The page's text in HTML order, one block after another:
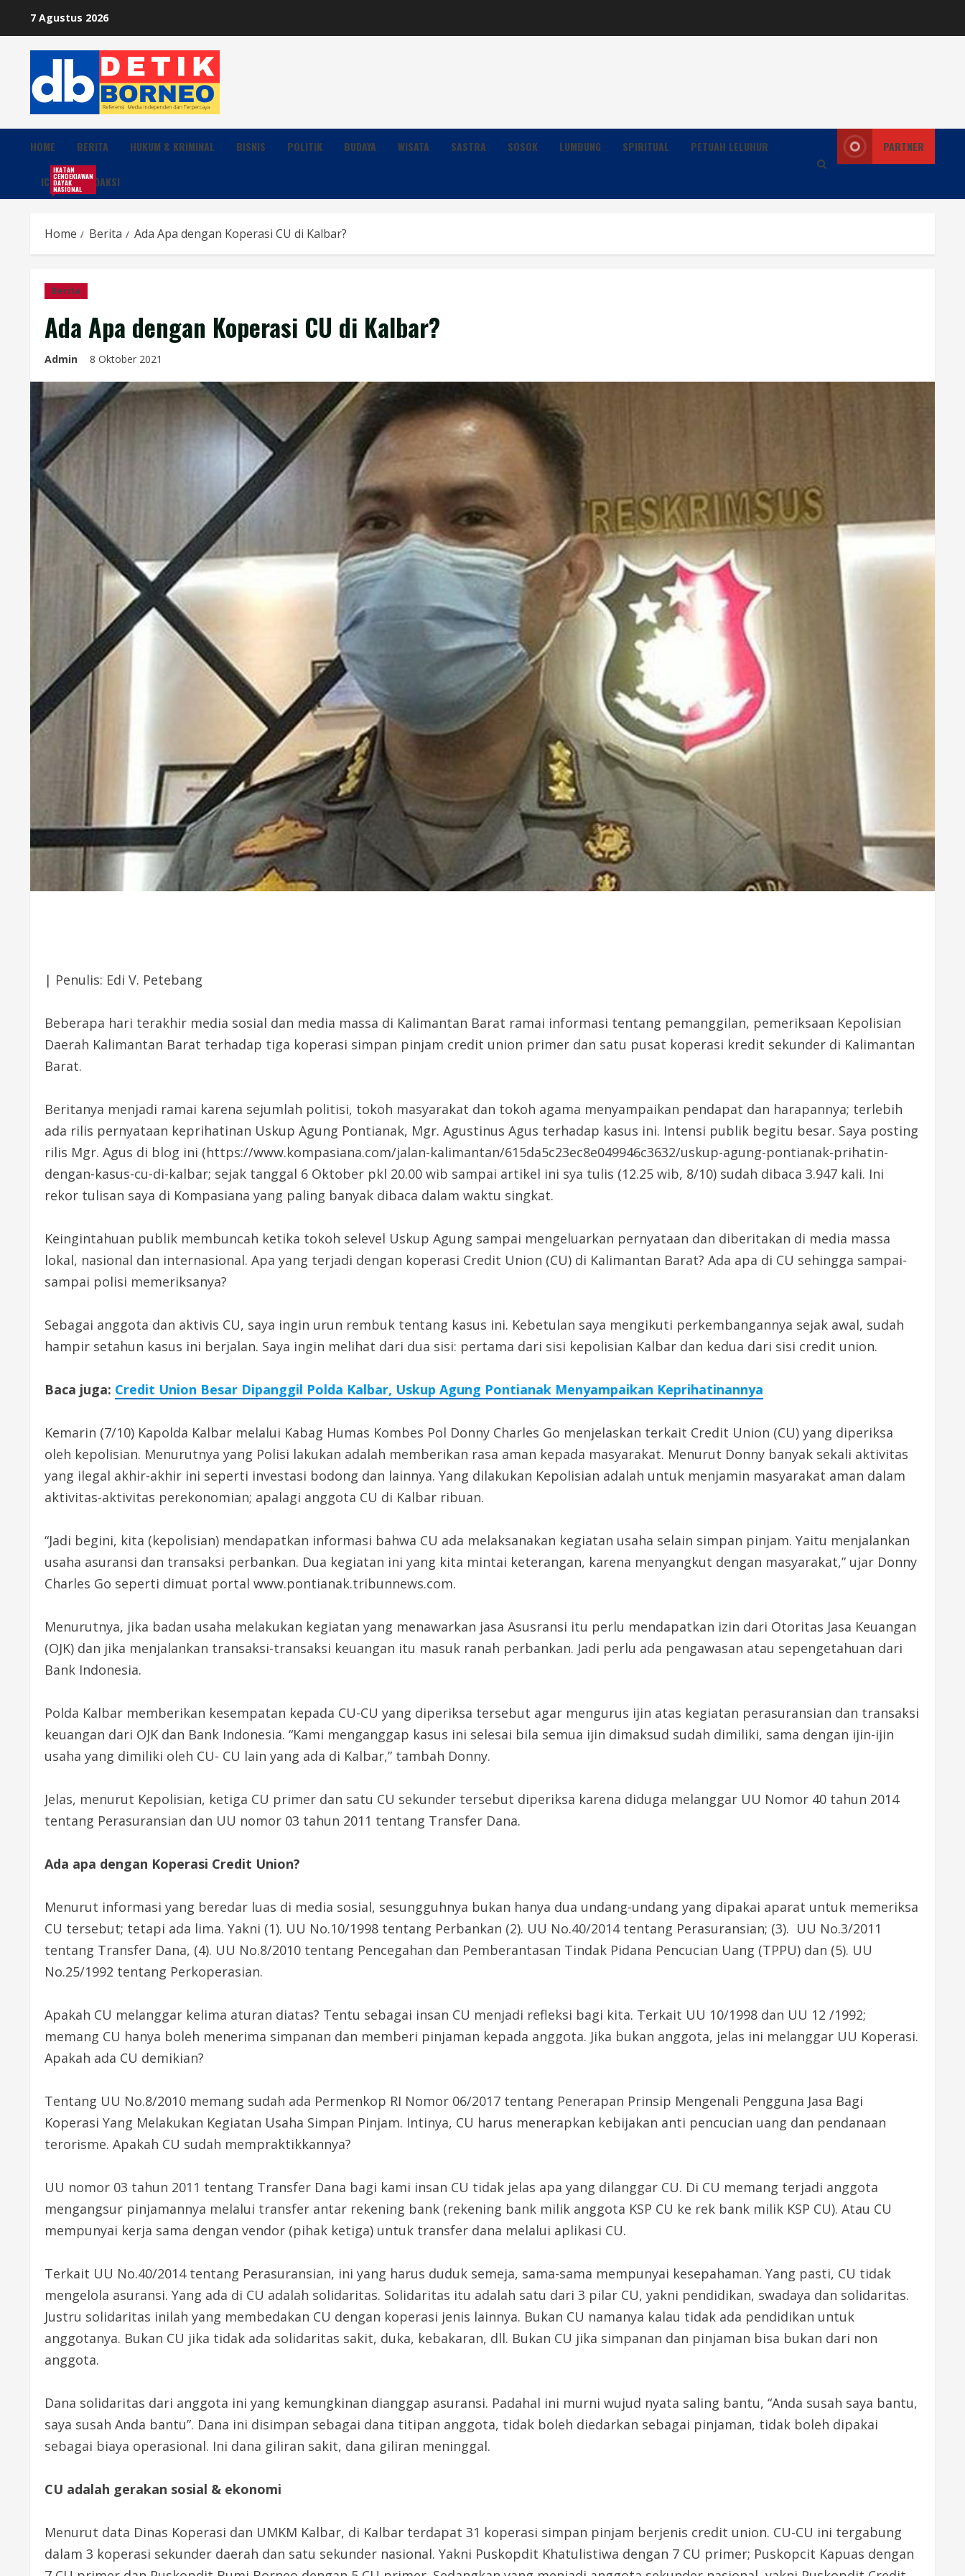
content
7 Agustus 2026
HOME BERITA HUKUM & KRIMINAL BISNIS POLITIK BUDAYA WISATA SASTRA SOSOK LUMBUNG SPIRITUAL PETUAH LELUHUR
ICDN
IKATAN
CENDEKIAWAN
DAYAK
NASIONALREDAKSI
PARTNER
Home Berita Ada Apa dengan Koperasi CU di Kalbar?
Berita
Ada Apa dengan Koperasi CU di Kalbar?
Admin 8 Oktober 2021
| Penulis: Edi V. Petebang
Beberapa hari terakhir media sosial dan media massa di Kalimantan Barat ramai informasi tentang pemanggilan, pemeriksaan Kepolisian
Daerah Kalimantan Barat terhadap tiga koperasi simpan pinjam credit union primer dan satu pusat koperasi kredit sekunder di Kalimantan
Barat.
Beritanya menjadi ramai karena sejumlah politisi, tokoh masyarakat dan tokoh agama menyampaikan pendapat dan harapannya; terlebih
ada rilis pernyataan keprihatinan Uskup Agung Pontianak, Mgr. Agustinus Agus terhadap kasus ini. Intensi publik begitu besar. Saya posting
rilis Mgr. Agus di blog ini (https://www.kompasiana.com/jalan-kalimantan/615da5c23ec8e049946c3632/uskup-agung-pontianak-prihatin-
dengan-kasus-cu-di-kalbar; sejak tanggal 6 Oktober pkl 20.00 wib sampai artikel ini sya tulis (12.25 wib, 8/10) sudah dibaca 3.947 kali. Ini
rekor tulisan saya di Kompasiana yang paling banyak dibaca dalam waktu singkat.
Keingintahuan publik membuncah ketika tokoh selevel Uskup Agung sampai mengeluarkan pernyataan dan diberitakan di media massa
lokal, nasional dan internasional. Apa yang terjadi dengan koperasi Credit Union (CU) di Kalimantan Barat? Ada apa di CU sehingga sampai-
sampai polisi memeriksanya?
Sebagai anggota dan aktivis CU, saya ingin urun rembuk tentang kasus ini. Kebetulan saya mengikuti perkembangannya sejak awal, sudah
hampir setahun kasus ini berjalan. Saya ingin melihat dari dua sisi: pertama dari sisi kepolisian Kalbar dan kedua dari sisi credit union.
Baca juga: Credit Union Besar Dipanggil Polda Kalbar, Uskup Agung Pontianak Menyampaikan Keprihatinannya
Kemarin (7/10) Kapolda Kalbar melalui Kabag Humas Kombes Pol Donny Charles Go menjelaskan terkait Credit Union (CU) yang diperiksa
oleh kepolisian. Menurutnya yang Polisi lakukan adalah memberikan rasa aman kepada masyarakat. Menurut Donny banyak sekali aktivitas
yang ilegal akhir-akhir ini seperti investasi bodong dan lainnya. Yang dilakukan Kepolisian adalah untuk menjamin masyarakat aman dalam
aktivitas-aktivitas perekonomian; apalagi anggota CU di Kalbar ribuan.
“Jadi begini, kita (kepolisian) mendapatkan informasi bahwa CU ada melaksanakan kegiatan usaha selain simpan pinjam. Yaitu menjalankan
usaha asuransi dan transaksi perbankan. Dua kegiatan ini yang kita mintai keterangan, karena menyangkut dengan masyarakat,” ujar Donny
Charles Go seperti dimuat portal www.pontianak.tribunnews.com.
Menurutnya, jika badan usaha melakukan kegiatan yang menawarkan jasa Asusransi itu perlu mendapatkan izin dari Otoritas Jasa Keuangan
(OJK) dan jika menjalankan transaksi-transaksi keuangan itu masuk ranah perbankan. Jadi perlu ada pengawasan atau sepengetahuan dari
Bank Indonesia.
Polda Kalbar memberikan kesempatan kepada CU-CU yang diperiksa tersebut agar mengurus ijin atas kegiatan perasuransian dan transaksi
keuangan dari OJK dan Bank Indonesia. “Kami menganggap kasus ini selesai bila semua ijin dimaksud sudah dimiliki, sama dengan ijin-ijin
usaha yang dimiliki oleh CU- CU lain yang ada di Kalbar,” tambah Donny.
Jelas, menurut Kepolisian, ketiga CU primer dan satu CU sekunder tersebut diperiksa karena diduga melanggar UU Nomor 40 tahun 2014
tentang Perasuransian dan UU nomor 03 tahun 2011 tentang Transfer Dana.
Ada apa dengan Koperasi Credit Union?
Menurut informasi yang beredar luas di media sosial, sesungguhnya bukan hanya dua undang-undang yang dipakai aparat untuk memeriksa
CU tersebut; tetapi ada lima. Yakni (1). UU No.10/1998 tentang Perbankan (2). UU No.40/2014 tentang Perasuransian; (3). UU No.3/2011
tentang Transfer Dana, (4). UU No.8/2010 tentang Pencegahan dan Pemberantasan Tindak Pidana Pencucian Uang (TPPU) dan (5). UU
No.25/1992 tentang Perkoperasian.
Apakah CU melanggar kelima aturan diatas? Tentu sebagai insan CU menjadi refleksi bagi kita. Terkait UU 10/1998 dan UU 12 /1992;
memang CU hanya boleh menerima simpanan dan memberi pinjaman kepada anggota. Jika bukan anggota, jelas ini melanggar UU Koperasi.
Apakah ada CU demikian?
Tentang UU No.8/2010 memang sudah ada Permenkop RI Nomor 06/2017 tentang Penerapan Prinsip Mengenali Pengguna Jasa Bagi
Koperasi Yang Melakukan Kegiatan Usaha Simpan Pinjam. Intinya, CU harus menerapkan kebijakan anti pencucian uang dan pendanaan
terorisme. Apakah CU sudah mempraktikkannya?
UU nomor 03 tahun 2011 tentang Transfer Dana bagi kami insan CU tidak jelas apa yang dilanggar CU. Di CU memang terjadi anggota
mengangsur pinjamannya melalui transfer antar rekening bank (rekening bank milik anggota KSP CU ke rek bank milik KSP CU). Atau CU
mempunyai kerja sama dengan vendor (pihak ketiga) untuk transfer dana melalui aplikasi CU.
Terkait UU No.40/2014 tentang Perasuransian, ini yang harus duduk semeja, sama-sama mempunyai kesepahaman. Yang pasti, CU tidak
mengelola asuransi. Yang ada di CU adalah solidaritas. Solidaritas itu adalah satu dari 3 pilar CU, yakni pendidikan, swadaya dan solidaritas.
Justru solidaritas inilah yang membedakan CU dengan koperasi jenis lainnya. Bukan CU namanya kalau tidak ada pendidikan untuk
anggotanya. Bukan CU jika tidak ada solidaritas sakit, duka, kebakaran, dll. Bukan CU jika simpanan dan pinjaman bisa bukan dari non
anggota.
Dana solidaritas dari anggota ini yang kemungkinan dianggap asuransi. Padahal ini murni wujud nyata saling bantu, “Anda susah saya bantu,
saya susah Anda bantu”. Dana ini disimpan sebagai dana titipan anggota, tidak boleh diedarkan sebagai pinjaman, tidak boleh dipakai
sebagai biaya operasional. Ini dana giliran sakit, dana giliran meninggal.
CU adalah gerakan sosial & ekonomi
Menurut data Dinas Koperasi dan UMKM Kalbar, di Kalbar terdapat 31 koperasi simpan pinjam berjenis credit union. CU-CU ini tergabung
dalam 3 koperasi sekunder daerah dan satu sekunder nasional. Yakni Puskopdit Khatulistiwa dengan 7 CU primer; Puskopcit Kapuas dengan